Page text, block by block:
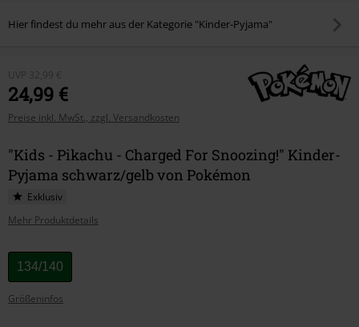
Hier findest du mehr aus der Kategorie "Kinder-Pyjama"
UVP 32,99 €
24,99 €
Preise inkl. MwSt., zzgl. Versandkosten
"Kids - Pikachu - Charged For Snoozing!" Kinder-
Pyjama schwarz/gelb von Pokémon
Exklusiv
Mehr Produktdetails
Wähle
deine
Größe
134/140
Größeninfos